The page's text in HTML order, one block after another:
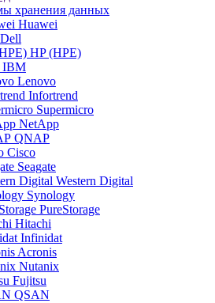
хранения данных
Huawei
Dell
HP (HPE)
IBM
Lenovo
Infortrend
Supermicro
NetApp
QNAP
Cisco
Seagate
Western Digital
Synology
PureStorage
Hitachi
Infinidat
Acronis
Nutanix
Fujitsu
QSAN